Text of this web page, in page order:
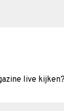
live